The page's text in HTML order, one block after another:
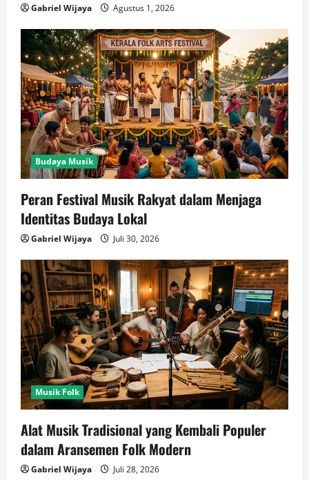
Gabriel Wijaya Agustus 1, 2026
Budaya Musik
Peran Festival Musik Rakyat dalam Menjaga
Identitas Budaya Lokal
Gabriel Wijaya Juli 30, 2026
Musik Folk
Alat Musik Tradisional yang Kembali Populer
dalam Aransemen Folk Modern
Gabriel Wijaya Juli 28, 2026